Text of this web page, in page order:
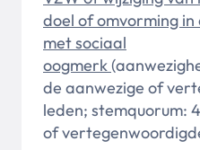
doel of omvorming
met sociaal
oogmerk
de aanwezige of
leden; stemquorum:
of